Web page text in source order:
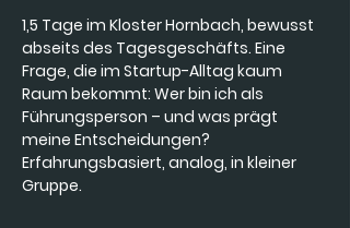
1,5 Tage im Kloster Hornbach, bewusst
abseits des Tagesgeschäfts. Eine
Frage, die im Startup-Alltag kaum
Raum bekommt: Wer bin ich als
Führungsperson – und was prägt
meine Entscheidungen?
Erfahrungsbasiert, analog, in kleiner
Gruppe.